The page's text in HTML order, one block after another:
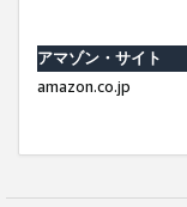
アマゾン・サイト
amazon.co.jp